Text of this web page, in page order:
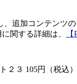
、追加コンテンツ
関する詳細は、
２３ 105円（税込）